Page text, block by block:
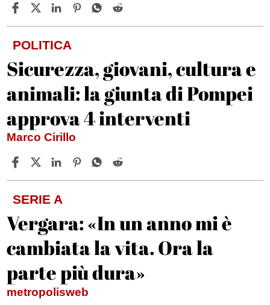
POLITICA
Sicurezza, giovani, cultura e
animali: la giunta di Pompei
approva 4 interventi
Marco Cirillo
SERIE A
Vergara: «In un anno mi è
cambiata la vita. Ora la
parte più dura»
metropolisweb